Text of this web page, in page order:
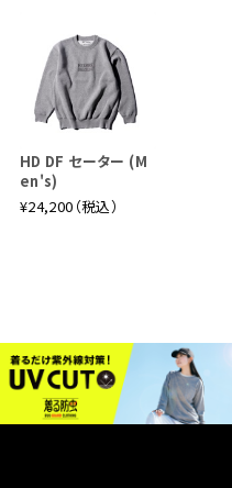
HD DF セーター (M
en's)
¥24,200（税込）